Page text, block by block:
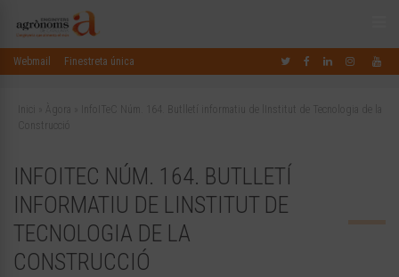
Webmail Finestreta única
Inici Àgora
InfoITeC Núm. 164. Butlletí informatiu de lInstitut de Tecnologia de la
Construcció
INFOITEC NÚM. 164. BUTLLETÍ
INFORMATIU DE LINSTITUT DE
TECNOLOGIA DE LA
CONSTRUCCIÓ